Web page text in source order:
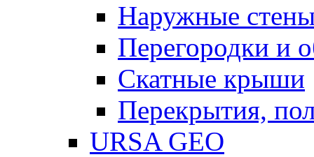
Наружные
Перегородки и
Скатные крыши
Перекрытия,
URSA GEO